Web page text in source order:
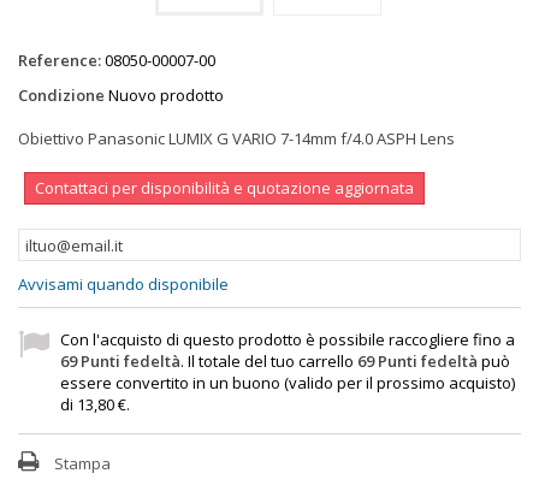
Reference:08050-00007-00
Condizione Nuovo prodotto
Obiettivo Panasonic LUMIX G VARIO 7-14mm f/4.0 ASPH Lens
Contattaci per disponibilità e quotazione aggiornata
Avvisami quando disponibile
Con l'acquisto di questo prodotto è possibile raccogliere fino a
69Punti fedeltà. Il totale del tuo carrello 69Punti fedeltà può
essere convertito in un buono (valido per il prossimo acquisto)
di 13,80 €.
Stampa